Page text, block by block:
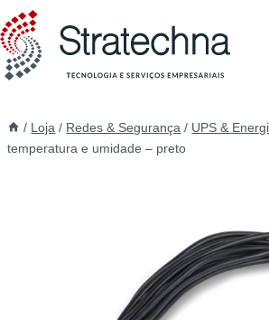
/ Loja / Redes & Segurança / UPS &
temperatura e umidade – preto